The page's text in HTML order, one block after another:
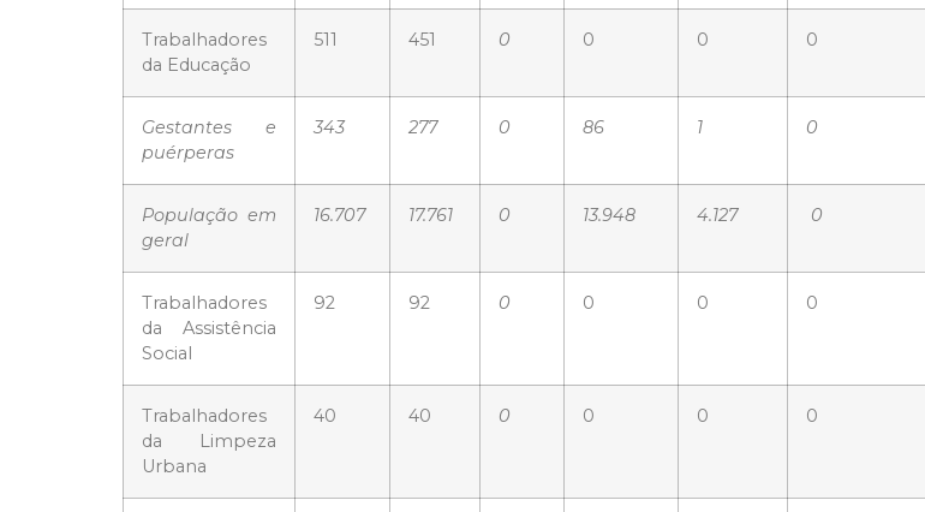
Trabalhadores
da Educação
511 451 0 0 0 0
Gestantes e
puérperas
343 277 0 86 1 0
População em
geral
16.707 17.761 0 13.948 4.127 0
Trabalhadores
da Assistência
Social
92 92 0 0 0 0
Trabalhadores
da Limpeza
Urbana
40 40 0 0 0 0